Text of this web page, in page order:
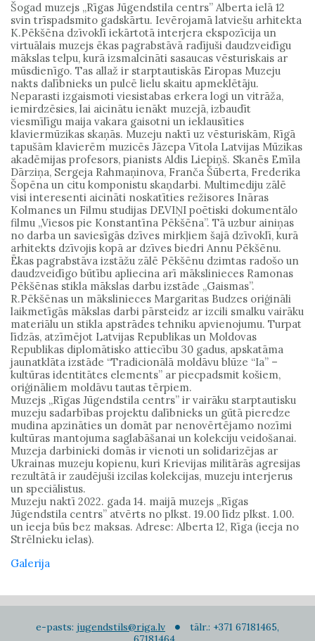
Šogad muzejs „Rīgas Jūgendstila centrs” Alberta ielā 12
svin trīspadsmito gadskārtu. Ievērojamā latviešu arhitekta
K.Pēkšēna dzīvoklī iekārtotā interjera ekspozīcija un
virtuālais muzejs ēkas pagrabstāvā radījuši daudzveidīgu
mākslas telpu, kurā izsmalcināti sasaucas vēsturiskais ar
mūsdienīgo. Tas allaž ir starptautiskās Eiropas Muzeju
nakts dalībnieks un pulcē lielu skaitu apmeklētāju.
Neparasti izgaismoti viesistabas erkera logi un vitrāža,
iemirdzēsies, lai aicinātu ienākt muzejā, izbaudīt
viesmīlīgu maija vakara gaisotni un ieklausīties
klaviermūzikas skaņās. Muzeju naktī uz vēsturiskām, Rīgā
tapušām klavierēm muzicēs Jāzepa Vītola Latvijas Mūzikas
akadēmijas profesors, pianists Aldis Liepiņš. Skanēs Emīla
Dārziņa, Sergeja Rahmaņinova, Franča Šūberta, Frederika
Šopēna un citu komponistu skaņdarbi. Multimediju zālē
visi interesenti aicināti noskatīties režisores Ināras
Kolmanes un Filmu studijas DEVIŅI poētiski dokumentālo
filmu „Viesos pie Konstantīna Pēkšēna”. Tā uzbur ainiņas
no darba un saviesīgās dzīves mirkļiem šajā dzīvoklī, kurā
arhitekts dzīvojis kopā ar dzīves biedri Annu Pēkšēnu.
Ēkas pagrabstāva izstāžu zālē Pēkšēnu dzimtas radošo un
daudzveidīgo būtību apliecina arī mākslinieces Ramonas
Pēkšēnas stikla mākslas darbu izstāde „Gaismas”.
R.Pēkšēnas un mākslinieces Margaritas Budzes oriģināli
laikmetīgās mākslas darbi pārsteidz ar izcili smalku vairāku
materiālu un stikla apstrādes tehniku apvienojumu. Turpat
līdzās, atzīmējot Latvijas Republikas un Moldovas
Republikas diplomātisko attiecību 30 gadus, apskatāma
jaunatklāta izstāde “Tradicionālā moldāvu blūze “Ia” –
kultūras identitātes elements” ar piecpadsmit košiem,
oriģināliem moldāvu tautas tērpiem.
Muzejs „Rīgas Jūgendstila centrs” ir vairāku starptautisku
muzeju sadarbības projektu dalībnieks un gūtā pieredze
mudina apzināties un domāt par nenovērtējamo nozīmi
kultūras mantojuma saglabāšanai un kolekciju veidošanai.
Muzeja darbinieki domās ir vienoti un solidarizējas ar
Ukrainas muzeju kopienu, kuri Krievijas militārās agresijas
rezultātā ir zaudējuši izcilas kolekcijas, muzeju interjerus
un speciālistus.
Muzeju naktī 2022. gada 14. maijā muzejs „Rīgas
Jūgendstila centrs” atvērts no plkst. 19.00 līdz plkst. 1.00.
un ieeja būs bez maksas. Adrese: Alberta 12, Rīga (ieeja no
Strēlnieku ielas).
Galerija
e-pasts: jugendstils@riga.lv
tālr.: +371 67181465,